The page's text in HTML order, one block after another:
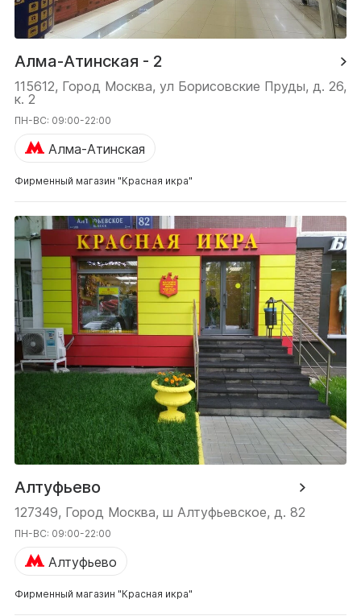
Алма-Атинская - 2
115612, Город Москва, ул Борисовские Пруды, д. 26,
к. 2
ПН-ВС: 09:00-22:00
Алма-Атинская
Фирменный магазин "Красная икра"
Алтуфьево
127349, Город Москва, ш Алтуфьевское, д. 82
ПН-ВС: 09:00-22:00
Алтуфьево
Фирменный магазин "Красная икра"